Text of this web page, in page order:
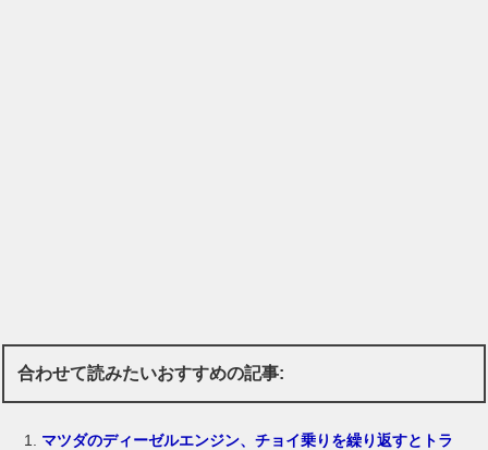
合わせて読みたいおすすめの記事:
マツダのディーゼルエンジン、チョイ乗りを繰り返すとトラ